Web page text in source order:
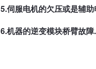
5.伺服电机的欠压或是辅
6.机器的逆变模块桥臂故障.